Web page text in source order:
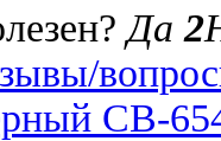
Да2
СВ-